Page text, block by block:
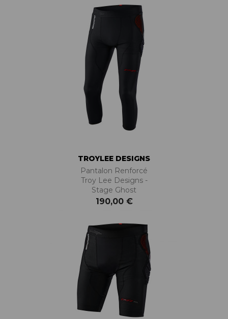
TROYLEE DESIGNS
Pantalon Renforcé
Troy Lee Designs -
Stage Ghost
190,00 €